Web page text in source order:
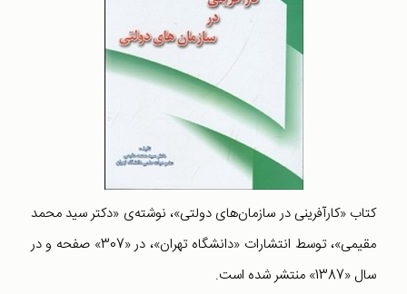
کتاب «کارآفرینی در سازمان‌های دولتی»، نوشته‌ی «دکتر سید محمد
مقیمی»، توسط انتشارات «دانشگاه تهران»، در «307» صفحه و در
سال «1387» منتشر شده است.